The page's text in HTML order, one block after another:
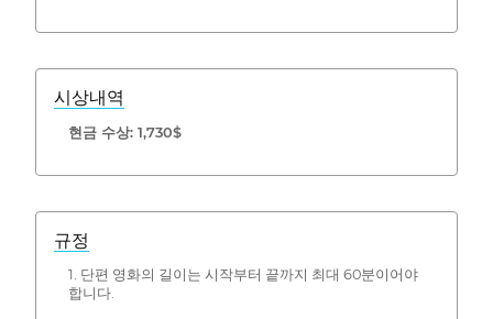
시상내역
현금 수상: 1,730$
규정
1. 단편 영화의 길이는 시작부터 끝까지 최대 60분이어야
합니다.